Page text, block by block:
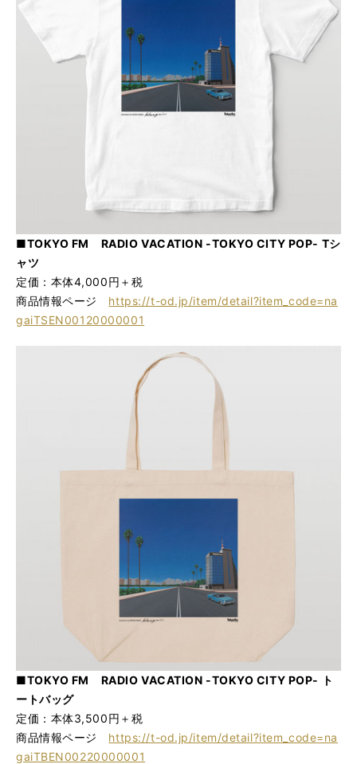
■TOKYO FM RADIO VACATION -TOKYO CITY POP- Tシ
ャツ
定価：本体4,000円＋税
商品情報ページ https://t-od.jp/item/detail?item_code=na
gaiTSEN00120000001
■TOKYO FM RADIO VACATION -TOKYO CITY POP- ト
ートバッグ
定価：本体3,500円＋税
商品情報ページ https://t-od.jp/item/detail?item_code=na
gaiTBEN00220000001